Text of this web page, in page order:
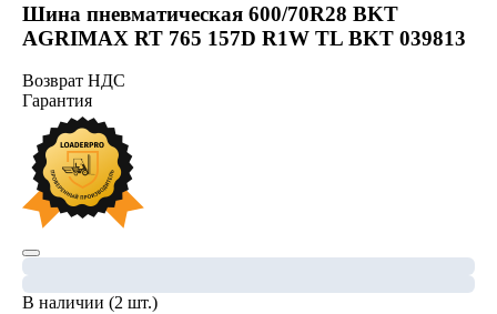
Шина пневматическая 600/70R28 BKT
AGRIMAX RT 765 157D R1W TL BKT 039813
Возврат НДС
Гарантия
В наличии (2 шт.)